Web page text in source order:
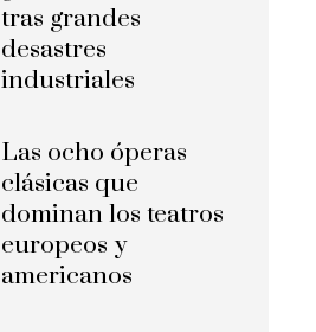
tras grandes
desastres
industriales
Las ocho óperas
clásicas que
dominan los teatros
europeos y
americanos